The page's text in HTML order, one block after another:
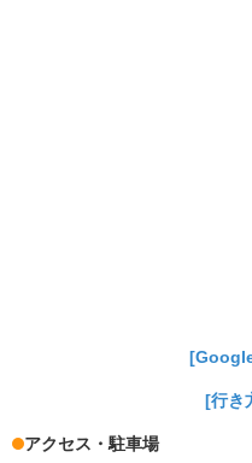
[行き
アクセス・駐車場